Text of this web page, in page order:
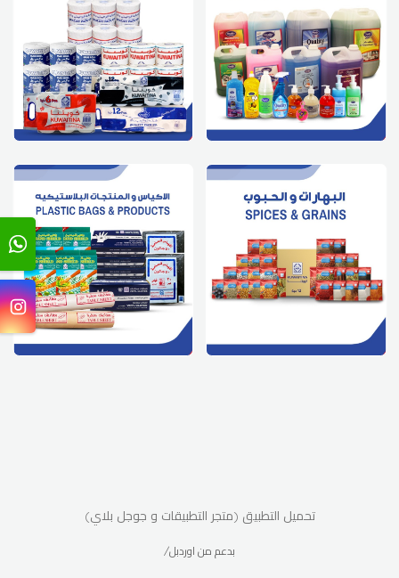
تحميل التطبيق (متجر التطبيقات و جوجل بلاي)
/بدعم من اوردبل